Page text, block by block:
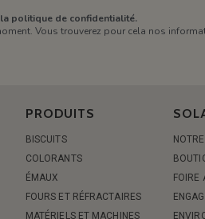
politique de confidentialité.
Vous trouverez pour cela nos
PRODUITS
BISCUITS
COLORANTS
ÉMAUX
FOURS ET RÉFRACTAIRES
MATÉRIELS ET MACHINES
FOIRE